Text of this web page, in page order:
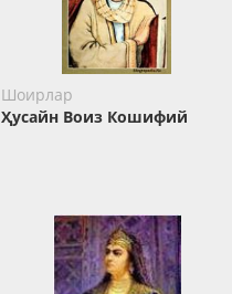
Шоирлар
​​​​​​​Ҳусайн Воиз Кошифий